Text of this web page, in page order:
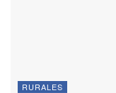
RURALES